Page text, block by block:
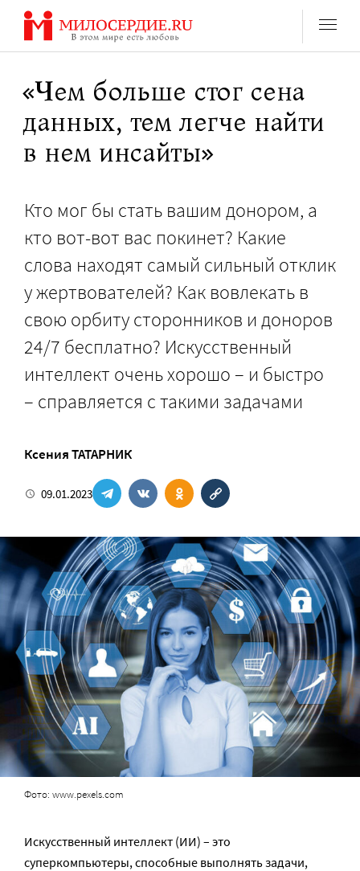
Перейти
содержанию
«Чем больше стог сена
данных, тем легче найти
в нем инсайты»
Кто мог бы стать вашим донором, а
кто вот-вот вас покинет? Какие
слова находят самый сильный отклик
у жертвователей? Как вовлекать в
свою орбиту сторонников и доноров
24/7 бесплатно? Искусственный
интеллект очень хорошо – и быстро
– справляется с такими задачами
Ксения ТАТАРНИК
09.01.2023
Фото: www.pexels.com
Искусственный интеллект (ИИ) – это
суперкомпьютеры, способные выполнять задачи,